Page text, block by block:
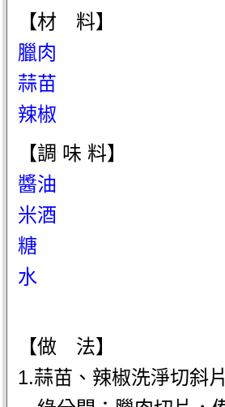
【材 料】
臘肉
蒜苗
辣椒
【調 味 料】
醬油
米酒
糖
水
【做 法】
1.蒜苗、辣椒洗淨切斜